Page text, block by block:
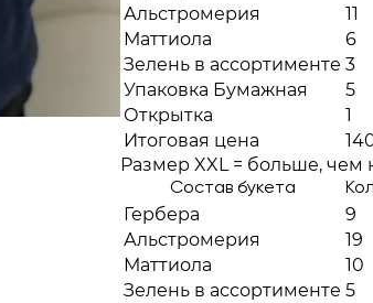
Альстромерия
11
Маттиола
6
Зелень в ассортименте 3
Упаковка Бумажная
5
Открытка
1
Итоговая цена
Размер XXL = больше, чем
Состав букета
Гербера
9
Альстромерия
19
Маттиола
10
Зелень в ассортименте 5